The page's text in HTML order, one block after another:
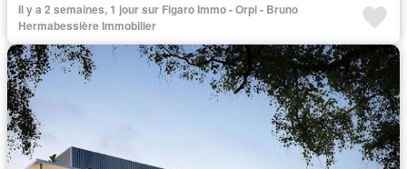
Il y a 2 semaines, 1 jour sur Figaro Immo - Orpi - Bruno
Hermabessière Immobilier